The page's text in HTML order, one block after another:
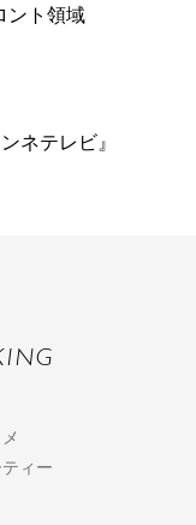
ント領域
ネテレビ』
ィー